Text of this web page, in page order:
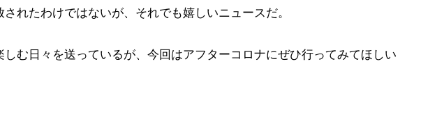
れたわけではないが、それでも嬉しいニュースだ。
しむ日々を送っているが、今回はアフターコロナにぜひ行ってみてほしい